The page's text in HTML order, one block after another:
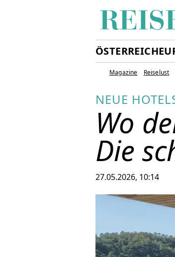
ÖSTERREICH
Magazine Reiselust
NEUE
Wo
Die
27.05.2026, 10:14